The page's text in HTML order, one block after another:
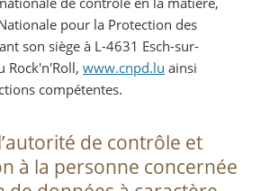
pour la Protection des
son siège à L-4631 Esch-sur-
Rock'n'Roll, www.cnpd.lu ainsi
compétentes.
de contrôle et
à la personne concernée